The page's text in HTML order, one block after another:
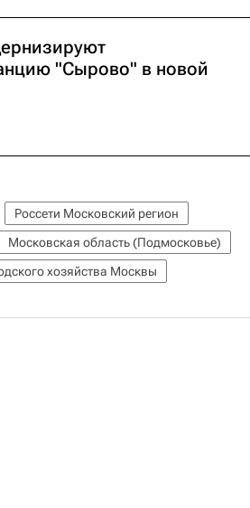
"Сырово" в новой
Россети Московский регион
Московская область (Подмосковье)
хозяйства Москвы